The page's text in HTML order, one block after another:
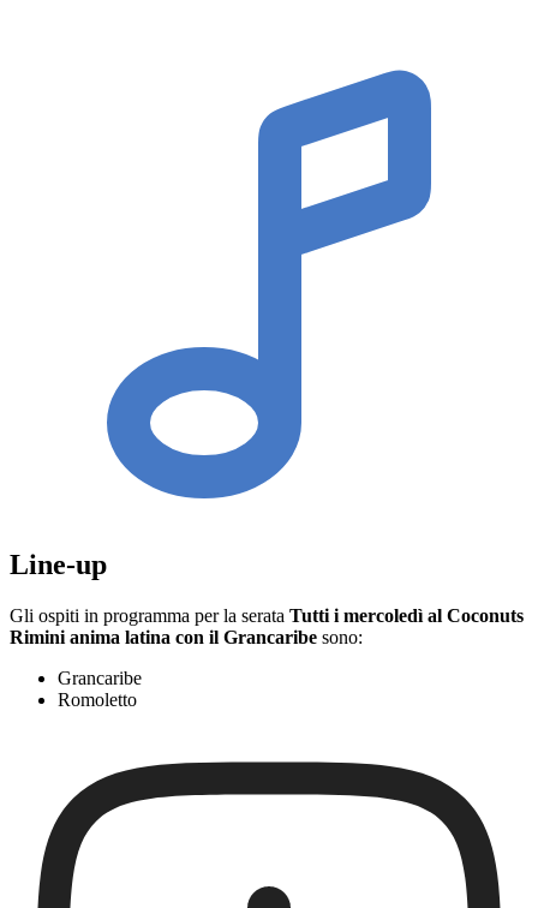
Line-up
Gli ospiti in programma per la serata Tutti i mercoledì al Coconuts
Rimini anima latina con il Grancaribe sono:
Grancaribe
Romoletto